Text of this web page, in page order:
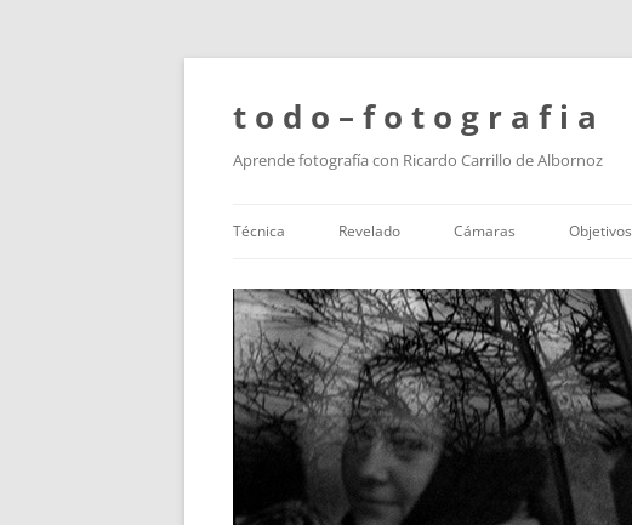
t o d o – f o t o g r a f i a
Aprende fotografía con Ricardo Carrillo de Albornoz
Técnica Revelado Cámaras Objetivos